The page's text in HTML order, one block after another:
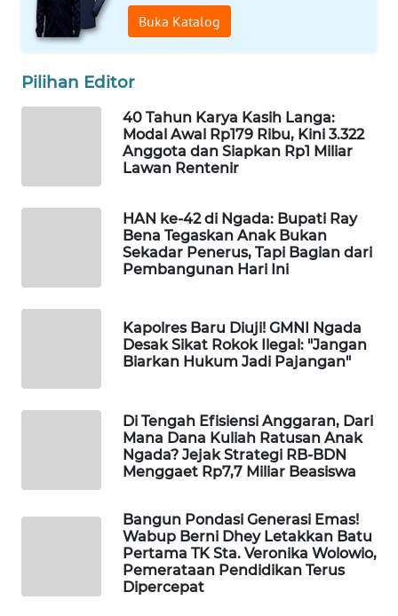
Buka Katalog
Pilihan Editor
40 Tahun Karya Kasih Langa:
Modal Awal Rp179 Ribu, Kini 3.322
Anggota dan Siapkan Rp1 Miliar
Lawan Rentenir
HAN ke-42 di Ngada: Bupati Ray
Bena Tegaskan Anak Bukan
Sekadar Penerus, Tapi Bagian dari
Pembangunan Hari Ini
Kapolres Baru Diuji! GMNI Ngada
Desak Sikat Rokok Ilegal: "Jangan
Biarkan Hukum Jadi Pajangan"
Di Tengah Efisiensi Anggaran, Dari
Mana Dana Kuliah Ratusan Anak
Ngada? Jejak Strategi RB-BDN
Menggaet Rp7,7 Miliar Beasiswa
Bangun Pondasi Generasi Emas!
Wabup Berni Dhey Letakkan Batu
Pertama TK Sta. Veronika Wolowio,
Pemerataan Pendidikan Terus
Dipercepat
LAPAK
WAHANA
Wahana
MASYARAKAT
MARTABAT
WATCH